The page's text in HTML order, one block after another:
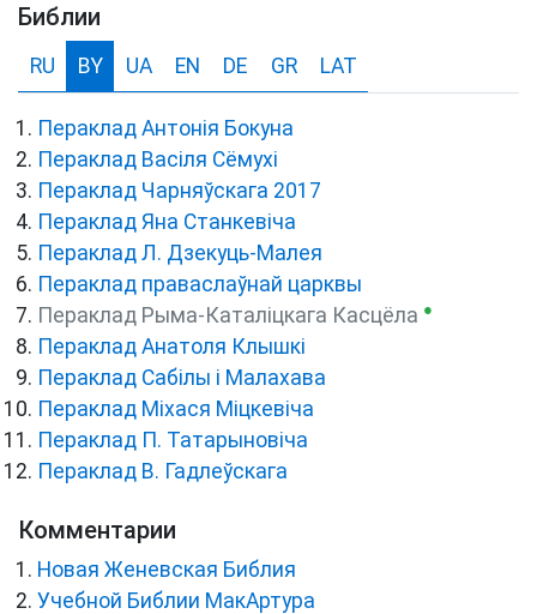
Библии
RU BY UA EN DE GR LAT
Пераклад Антонія Бокуна
Пераклад Васіля Сёмухі
Пераклад Чарняўскага 2017
Пераклад Яна Станкевіча
Пераклад Л. Дзекуць-Малея
Пераклад праваслаўнай царквы
Пераклад Рыма-Каталіцкага Касцёла ●
Пераклад Анатоля Клышкi
Пераклад Сабілы і Малахава
Пераклад Міхася Міцкевіча
Пераклад П. Татарыновіча
Пераклад В. Гадлеўскага
Комментарии
Новая Женевская Библия
Учебной Библии МакАртура